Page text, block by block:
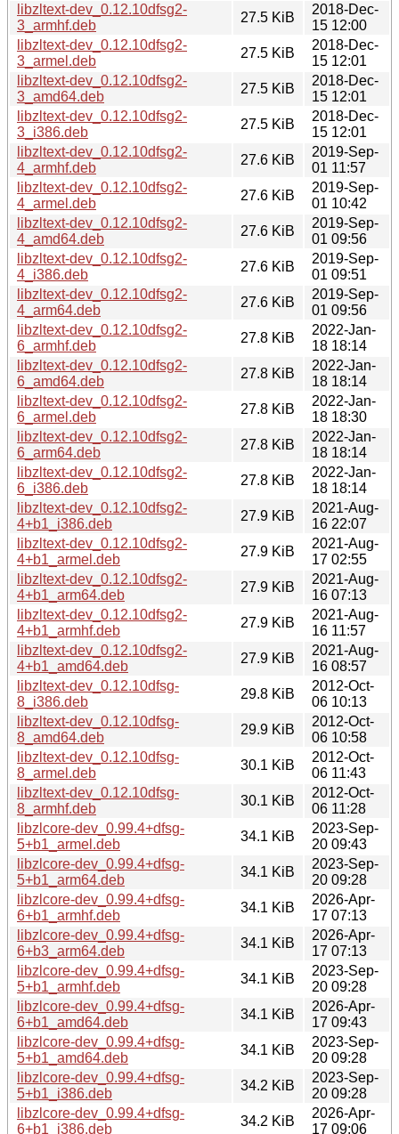
libzltext-dev_0.12.10dfsg2-
3_armhf.deb
27.5 KiB
2018-Dec-
15 12:00
libzltext-dev_0.12.10dfsg2-
3_armel.deb
27.5 KiB
2018-Dec-
15 12:01
libzltext-dev_0.12.10dfsg2-
3_amd64.deb
27.5 KiB
2018-Dec-
15 12:01
libzltext-dev_0.12.10dfsg2-
3_i386.deb
27.5 KiB
2018-Dec-
15 12:01
libzltext-dev_0.12.10dfsg2-
4_armhf.deb
27.6 KiB
2019-Sep-
01 11:57
libzltext-dev_0.12.10dfsg2-
4_armel.deb
27.6 KiB
2019-Sep-
01 10:42
libzltext-dev_0.12.10dfsg2-
4_amd64.deb
27.6 KiB
2019-Sep-
01 09:56
libzltext-dev_0.12.10dfsg2-
4_i386.deb
27.6 KiB
2019-Sep-
01 09:51
libzltext-dev_0.12.10dfsg2-
4_arm64.deb
27.6 KiB
2019-Sep-
01 09:56
libzltext-dev_0.12.10dfsg2-
6_armhf.deb
27.8 KiB
2022-Jan-
18 18:14
libzltext-dev_0.12.10dfsg2-
6_amd64.deb
27.8 KiB
2022-Jan-
18 18:14
libzltext-dev_0.12.10dfsg2-
6_armel.deb
27.8 KiB
2022-Jan-
18 18:30
libzltext-dev_0.12.10dfsg2-
6_arm64.deb
27.8 KiB
2022-Jan-
18 18:14
libzltext-dev_0.12.10dfsg2-
6_i386.deb
27.8 KiB
2022-Jan-
18 18:14
libzltext-dev_0.12.10dfsg2-
4+b1_i386.deb
27.9 KiB
2021-Aug-
16 22:07
libzltext-dev_0.12.10dfsg2-
4+b1_armel.deb
27.9 KiB
2021-Aug-
17 02:55
libzltext-dev_0.12.10dfsg2-
4+b1_arm64.deb
27.9 KiB
2021-Aug-
16 07:13
libzltext-dev_0.12.10dfsg2-
4+b1_armhf.deb
27.9 KiB
2021-Aug-
16 11:57
libzltext-dev_0.12.10dfsg2-
4+b1_amd64.deb
27.9 KiB
2021-Aug-
16 08:57
libzltext-dev_0.12.10dfsg-
8_i386.deb
29.8 KiB
2012-Oct-
06 10:13
libzltext-dev_0.12.10dfsg-
8_amd64.deb
29.9 KiB
2012-Oct-
06 10:58
libzltext-dev_0.12.10dfsg-
8_armel.deb
30.1 KiB
2012-Oct-
06 11:43
libzltext-dev_0.12.10dfsg-
8_armhf.deb
30.1 KiB
2012-Oct-
06 11:28
libzlcore-dev_0.99.4+dfsg-
5+b1_armel.deb
34.1 KiB
2023-Sep-
20 09:43
libzlcore-dev_0.99.4+dfsg-
5+b1_arm64.deb
34.1 KiB
2023-Sep-
20 09:28
libzlcore-dev_0.99.4+dfsg-
6+b1_armhf.deb
34.1 KiB
2026-Apr-
17 07:13
libzlcore-dev_0.99.4+dfsg-
6+b3_arm64.deb
34.1 KiB
2026-Apr-
17 07:13
libzlcore-dev_0.99.4+dfsg-
5+b1_armhf.deb
34.1 KiB
2023-Sep-
20 09:28
libzlcore-dev_0.99.4+dfsg-
6+b1_amd64.deb
34.1 KiB
2026-Apr-
17 09:43
libzlcore-dev_0.99.4+dfsg-
5+b1_amd64.deb
34.1 KiB
2023-Sep-
20 09:28
libzlcore-dev_0.99.4+dfsg-
5+b1_i386.deb
34.2 KiB
2023-Sep-
20 09:28
libzlcore-dev_0.99.4+dfsg-
6+b1_i386.deb
34.2 KiB
2026-Apr-
17 09:06